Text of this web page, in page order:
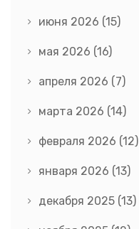
июня 2026 (15)
мая 2026 (16)
апреля 2026 (7)
марта 2026 (14)
февраля 2026 (12)
января 2026 (13)
декабря 2025 (13)